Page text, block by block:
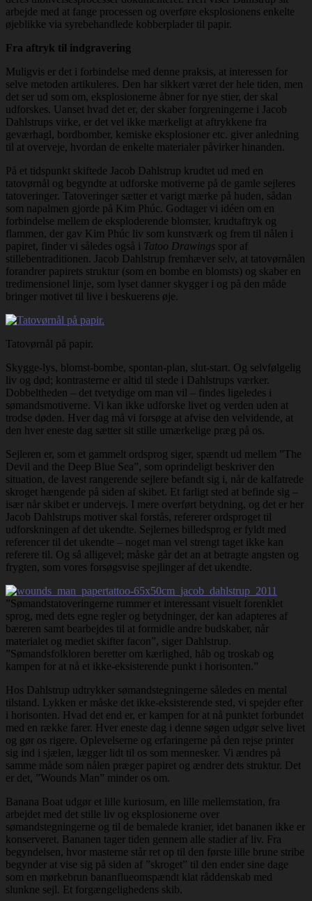
arbejde med at fange processen og overføre eksplosionens enkelte
øjeblikke via syrebehandlede kobberplader til papir.
Fra aftryk til indgravering
Muligvis er det i forbindelse med denne praksis, at interessen for
selve metoden artikuleres. Den har sikkert været der hele tiden, men
det ser ud som om, eksplosionerne åbner for nye stier, der skal
udforskes. Uanset hvad det er, der skaber forgreningerne i Jacob
Dahlstrups virke, er det vel ikke mærkeligt at aftrykkene fra
geværhagl, bordbomber, kemiske eksplosioner etc. giver anledning
til at overveje, hvordan de enkelte materialer påvirker hinanden.
På et tidspunkt skiftede Jacob Dahlstrup krudtet ud med en
tatovørnål og begyndte at udforske motiverne på de gamle sejleres
tatoveringer. Tatoveringer sætter et varigt mærke på huden, sådan
som napalmen gjorde på Kim Phúc. Godtager vi idéen om en
forbindelse mellem de eksploderende blomster, krudtaftryk og
flammen, der gav Kim Phúc liv som kunstværk og frem til nålen i
papiret, finder vi således også i Tatoo Drawings spor af
stillebentraditionen. Jacob Dahlstrup fremhæver selv, at tatovørnålen
forandrer papirets struktur (som en bombe en blomsts) og skaber en
tredimensionel linje, som lyset danner skygger i og på den måde
bringer motivet til live i beskuerens øje.
Tatovørnål på papir.
Skygge-lys, blomst-bombe, spontan-plan, slut-start. Og selvfølgelig
liv og død; kontrasterne er altid til stede i Dahlstrups værker.
Dobbeltheden – det tvetydige om man vil – findes ligeledes i
sømandsmotiverne. Vi kan ikke udforske livet og verden uden at
trodse døden. Hver dag må vi forsøge at afvise den velvidende, at
den hver eneste dag sætter sit stille umærkelige præg på os.
Sejleren er, som et gammelt ordsprog siger, spændt ud mellem ”The
Devil and the Deep Blue Sea”, som oprindeligt beskriver den
situation, de lavest rangerende sejlere befandt sig i, når de kalfatrede
skroget hængende på siden af skibet. Et farligt sted at befinde sig –
især når skibet er undervejs. I mere overført betydning, og det er her
Jacob Dahlstrups motiver skal forstås, refererer ordsproget til
udforskningen af det ukendte. Sejlernes billedsprog er fyldt med
referencer til det ukendte – noget man vel strengt taget ikke kan
referere til. Og så alligevel; måske går det an at betragte angsten og
frygten, som vores forsøgsvise spejlinger af det ukendte.
”Sømandstatoveringerne rummer et interessant visuelt forenklet
sprog, med dets egne regler og betydninger, der kan adapteres af
bæreren samt bearbejdes til at formidle andre budskaber, når
materialet og mediet skifter facon”, siger Dahlstrup.
”Sømandsfolkloren beretter om kærlighed, håb og troskab og
kampen for at nå et ikke-eksisterende punkt i horisonten.”
Hos Dahlstrup udtrykker sømandstegningerne således en mental
tilstand. Lykken er måske det ikke-eksisterende sted, vi spejder efter
i horisonten. Hvad det end er, er kampen for at nå punktet forbundet
med en række farer. Hver eneste dag i denne søgen udgør selve livet
og gør os rigere. Oplevelserne og erfaringerne på den rejse printer
sig ind i sjælen, lægger lidt til os som mennesker. Vi ændres på
samme måde som nålen præger papiret og ændrer dets struktur. Det
er det, ”Wounds Man” minder os om.
Banana Boat udgør et lille kuriosum, en lille mellemstation, fra
arbejdet med det stille liv og eksplosionerne over
sømandstegningerne og til de bemalede kranier, idet bananen ikke er
konserveret. Bananen tager tiden gennem alle stadier af liv. Fra
begyndelsen, hvor masterne står ret op til den første lille brune stribe
begynder at vise sig på siden af ”skroget” til den ender sine dage
som en mørkebrun bananflueomspændt klat råddenskab med
slunkne sejl. Et forgængelighedens skib.